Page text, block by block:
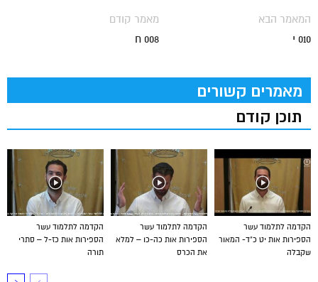
מאמר קודם
008 ח
המאמר הבא
010 י
מאמרים קשורים
תוכן קודם
הקדמה לתלמוד עשר
הספירות אות כז-ל – סתרי
תורה
הקדמה לתלמוד עשר
הספירות אות כה-כו – למלא
את הכרס
הקדמה לתלמוד עשר
הספירות אות יט כ”ד- המאור
שקבלה